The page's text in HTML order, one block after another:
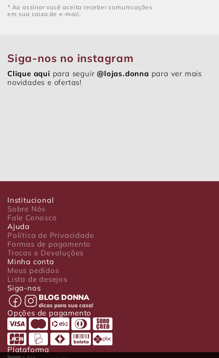
* Ao assinar você aceita receber comunicações
em sua caixa de e-mail.
Siga-nos no instagram
Clique aqui para seguir@lojas.donna para ver mais
novidades e ofertas!
Institucional
Sobre Nós
Fale Conosco
Ajuda
Política de Privacidade
Formas de pagamento
Trocas e Devoluções
Minha conta
Meus pedidos
Lista de desejos
Siga-nos
BLOG DONNA
dicas para sua casa!
Opções de pagamento
Plataforma